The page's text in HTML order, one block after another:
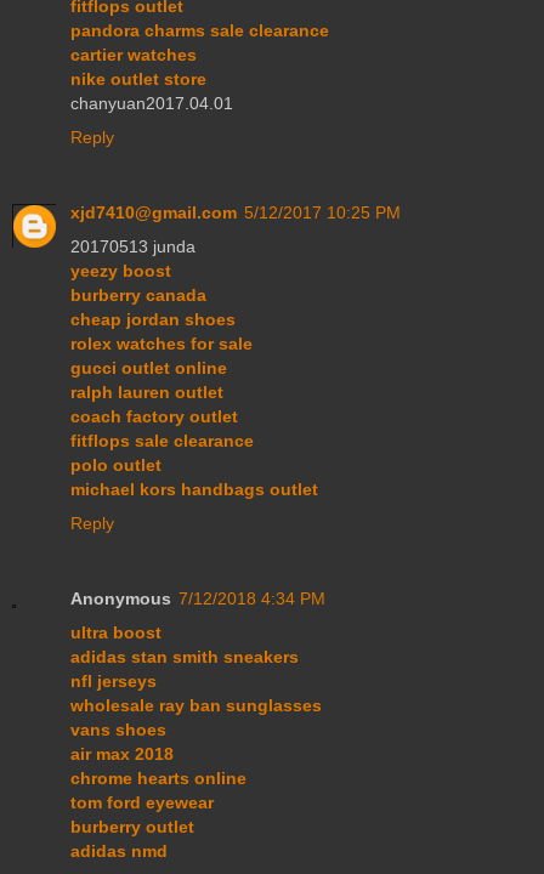
fitflops outlet
pandora charms sale clearance
cartier watches
nike outlet store
chanyuan2017.04.01
Reply
xjd7410@gmail.com 5/12/2017 10:25 PM
20170513 junda
yeezy boost
burberry canada
cheap jordan shoes
rolex watches for sale
gucci outlet online
ralph lauren outlet
coach factory outlet
fitflops sale clearance
polo outlet
michael kors handbags outlet
Reply
Anonymous 7/12/2018 4:34 PM
ultra boost
adidas stan smith sneakers
nfl jerseys
wholesale ray ban sunglasses
vans shoes
air max 2018
chrome hearts online
tom ford eyewear
burberry outlet
adidas nmd